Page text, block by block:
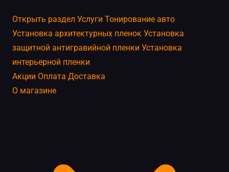
Открыть раздел Услуги Тонирование авто
Установка архитектурных пленок Установка
защитной антигравийной пленки Установка
интерьерной пленки
Акции Оплата Доставка
О магазине